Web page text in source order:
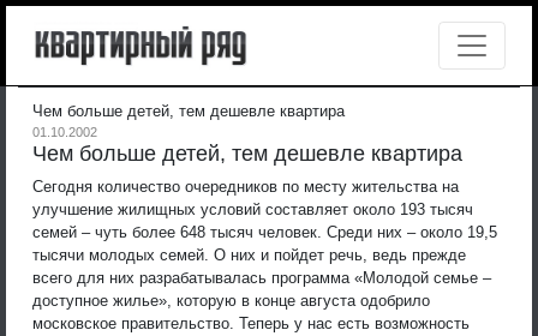
Чем больше детей, тем дешевле квартира
01.10.2002
Чем больше детей, тем дешевле квартира
Сегодня количество очередников по месту жительства на
улучшение жилищных условий составляет около 193 тысяч
семей – чуть более 648 тысяч человек. Среди них – около 19,5
тысячи молодых семей. О них и пойдет речь, ведь прежде
всего для них разрабатывалась программа «Молодой семье –
доступное жилье», которую в конце августа одобрило
московское правительство. Теперь у нас есть возможность